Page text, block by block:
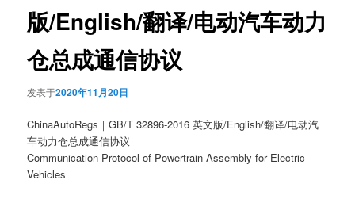
版/English/翻译/电动汽车动力
仓总成通信协议
发表于2020年11月20日
ChinaAutoRegs｜GB/T 32896-2016 英文版/English/翻译/电动汽
车动力仓总成通信协议
Communication Protocol of Powertrain Assembly for Electric
Vehicles